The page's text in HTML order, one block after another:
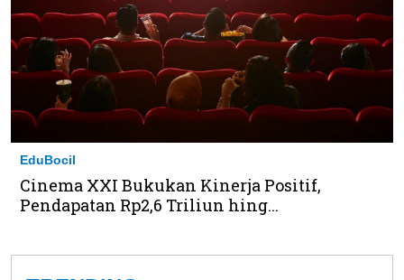
EduBocil
Cinema XXI Bukukan Kinerja Positif,
Pendapatan Rp2,6 Triliun hing...